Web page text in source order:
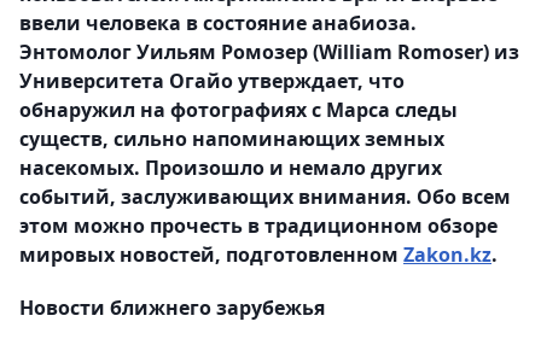
ввели человека в состояние анабиоза.
Энтомолог Уильям Ромозер (William Romoser) из
Университета Огайо утверждает, что
обнаружил на фотографиях с Марса следы
существ, сильно напоминающих земных
насекомых. Произошло и немало других
событий, заслуживающих внимания. Обо всем
этом можно прочесть в традиционном обзоре
мировых новостей, подготовленном Zakon.kz.
Новости ближнего зарубежья